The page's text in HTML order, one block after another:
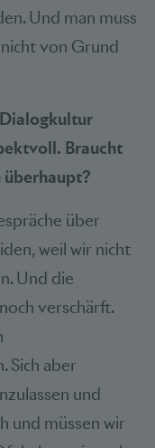
Und man muss
von Grund
Braucht
über
weil wir nicht
Und die
verschärft.
Sich aber
und
und müssen wir